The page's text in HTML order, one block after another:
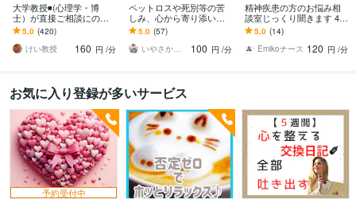
大学教授◾️(心理学・博
士）が直接ご相談にのり
ます 学生さんが、心理学
の先生に恋愛相談するよ
うなお気軽さでどうぞ
5.0 (420)
けい教授
160 円 /分
ペットロスや死別等の苦
しみ、心から寄り添いま
す 止まった時計の針、無
理に動かさなくて大丈夫
ですから
5.0 (57)
いやさか☆やすらぎの傾聴者
100 円 /分
精神疾患の方のお悩み相
談室じっくり聞きます 48
時間以内にあなただけの
Word資料を無料でお届け
します
5.0 (14)
Emikoナース 120 円 /分
お気に入り登録が多いサービス
予約受付中